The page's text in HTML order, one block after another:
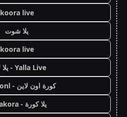
koora live
يلا شوت
koora live
Yalla Live - يلا لايف
كورة اون لاين - koora onl
يلا كورة - yallakora